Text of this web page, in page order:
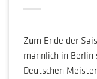
Zum Ende der
männlich in Berlin
Deutschen